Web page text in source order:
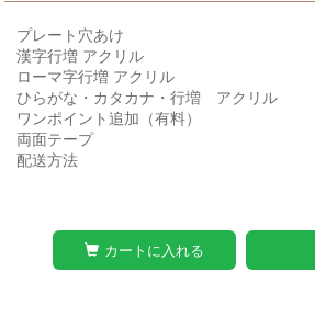
プレート穴あけ
漢字行増 アクリル
ローマ字行増 アクリル
ひらがな・カタカナ・行増 アクリル
ワンポイント追加（有料）
両面テープ
配送方法
カートに入れる